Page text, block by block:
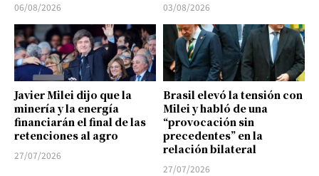
06/08/2026 03/08/2026
Javier Milei dijo que la
minería y la energía
financiarán el final de las
retenciones al agro
27/07/2026
Brasil elevó la tensión con
Milei y habló de una
“provocación sin
precedentes” en la
relación bilateral
27/07/2026